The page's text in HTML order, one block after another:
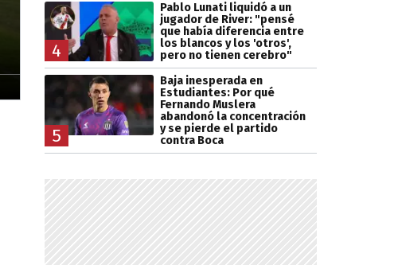
4
Pablo Lunati liquidó a un
jugador de River: "pensé
que había diferencia entre
los blancos y los 'otros',
pero no tienen cerebro"
5
Baja inesperada en
Estudiantes: Por qué
Fernando Muslera
abandonó la concentración
y se pierde el partido
contra Boca